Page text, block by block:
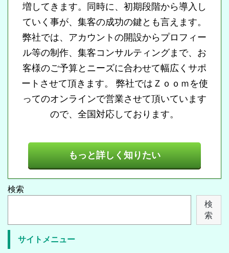
増してきます。同時に、初期段階から導入し
ていく事が、集客の成功の鍵とも言えます。
弊社では、アカウントの開設からプロフィー
ル等の制作、集客コンサルティングまで、お
客様のご予算とニーズに合わせて幅広くサポ
ートさせて頂きます。 弊社ではＺｏｏｍを使
ってのオンラインで営業させて頂いています
ので、全国対応しております。
もっと詳しく知りたい
検索
検
索
サイトメニュー